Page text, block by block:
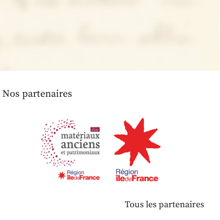
Nos partenaires
Tous les partenaires